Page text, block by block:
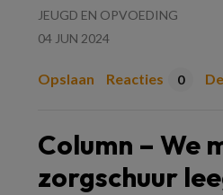
JEUGD EN OPVOEDING
04 JUN 2024
Opslaan Reacties 0
Column – We
zorgschuur